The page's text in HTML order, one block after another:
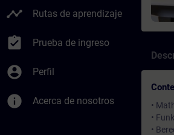
timeline Rutas de aprendizaje
assignment_turned_in Prueba de ingreso
account_circle Perfil
info Acerca de nosotros
•
•
•